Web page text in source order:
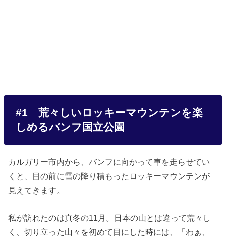
#1 荒々しいロッキーマウンテンを楽
しめるバンフ国立公園
カルガリー市内から、バンフに向かって車を走らせてい
くと、目の前に雪の降り積もったロッキーマウンテンが
見えてきます。
私が訪れたのは真冬の11月。日本の山とは違って荒々し
く、切り立った山々を初めて目にした時には、「わぁ、